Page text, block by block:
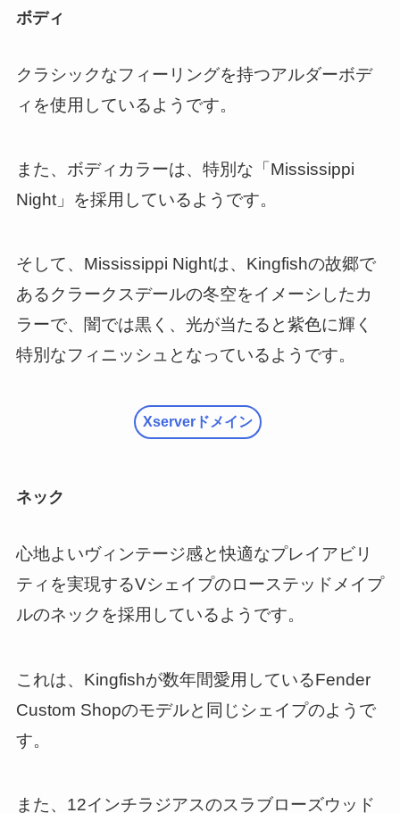
ボディ
クラシックなフィーリングを持つアルダーボデ
ィを使用しているようです。
また、ボディカラーは、特別な「Mississippi
Night」を採用しているようです。
そして、Mississippi Nightは、Kingfishの故郷で
あるクラークスデールの冬空をイメーシしたカ
ラーで、闇では黒く、光が当たると紫色に輝く
特別なフィニッシュとなっているようです。
Xserverドメイン
ネック
心地よいヴィンテージ感と快適なプレイアビリ
ティを実現するVシェイプのローステッドメイプ
ルのネックを採用しているようです。
これは、Kingfishが数年間愛用しているFender
Custom Shopのモデルと同じシェイプのようで
す。
また、12インチラジアスのスラブローズウッド